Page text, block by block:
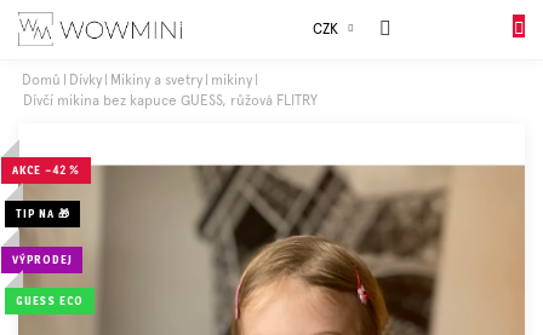
Přejít
CZK
Sales
Dívky
Chlapci
Celý
sortiment
Domů Dívky Mikiny a svetry mikiny
Dívčí mikina bez kapuce GUESS, růžová FLITRY
AKCE –42 %
TIP NA 🎁
VÝPRODEJ
GUESS ECO